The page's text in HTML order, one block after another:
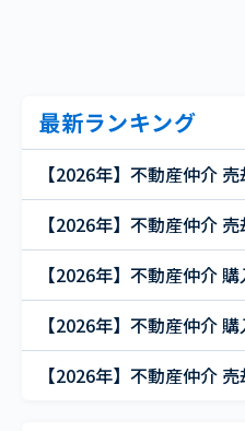
最新ランキング
【2026年】不動産仲介
【2026年】不動産仲介 売
【2026年】不動産仲介 購
【2026年】不動産仲介
【2026年】不動産仲介